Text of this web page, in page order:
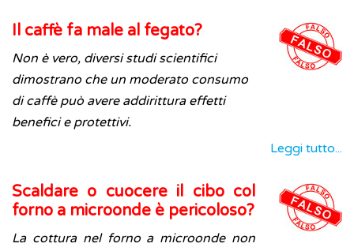
Il caffè fa male al fegato?
Non è vero, diversi studi scientifici
dimostrano che un moderato consumo
di caffè può avere addirittura effetti
benefici e protettivi.
Leggi tutto...
Scaldare o cuocere il cibo col
forno a microonde è pericoloso?
La cottura nel forno a microonde non